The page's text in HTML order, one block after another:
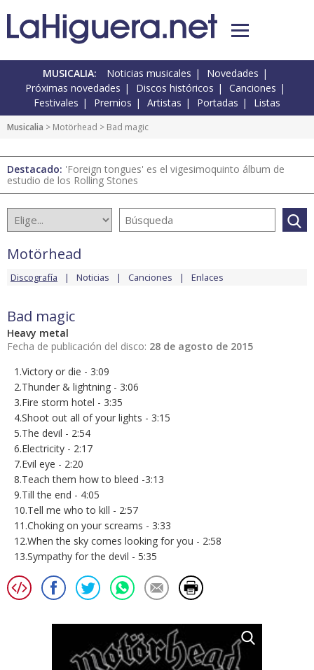
MUSICALIA: Noticias musicales
Novedades
Próximas novedades
Discos históricos
Canciones
Festivales
Premios Artistas Portadas Listas
Musicalia > Motörhead > Bad magic
Destacado: 'Foreign tongues' es el vigesimoquinto álbum de
estudio de los Rolling Stones
Motörhead
Discografía Noticias Canciones Enlaces
Bad magic
Heavy metal
Fecha de publicación del disco: 28 de agosto de 2015
1.Victory or die - 3:09
2.Thunder & lightning - 3:06
3.Fire storm hotel - 3:35
4.Shoot out all of your lights - 3:15
5.The devil - 2:54
6.Electricity - 2:17
7.Evil eye - 2:20
8.Teach them how to bleed -3:13
9.Till the end - 4:05
10.Tell me who to kill - 2:57
11.Choking on your screams - 3:33
12.When the sky comes looking for you - 2:58
13.Sympathy for the devil - 5:35